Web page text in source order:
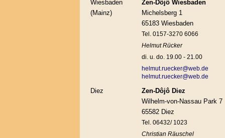
Wiesbaden
Zen-Dôjô Wiesbaden
(Mainz)
Michelsberg 1
65183 Wiesbaden
Tel. 0157-3270 6066
Helmut Rücker
di. u. do. 19.00 - 21.00
helmut.ruecker@web.de
helmut.ruecker@web.de
Diez
Zen-Dôjô Diez
Wilhelm-von-Nassau Park 7
65582 Diez
Tel. 06432/ 1023
Christian Räuschel